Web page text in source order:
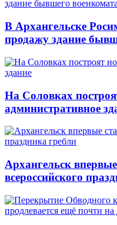
В Архангельске
продажу здание
На Соловках
административное
Архангельск
всероссийского